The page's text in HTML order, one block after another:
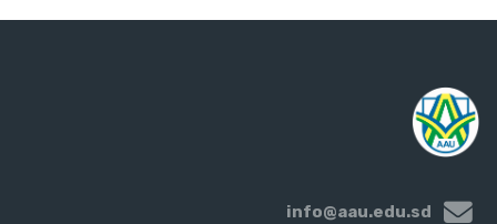
info@aau.edu.sd